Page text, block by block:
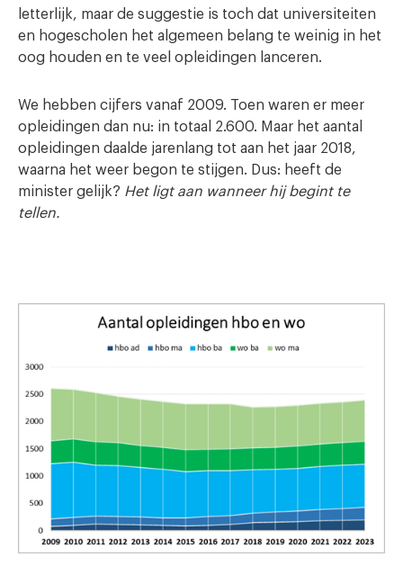
letterlijk, maar de suggestie is toch dat universiteiten
en hogescholen het algemeen belang te weinig in het
oog houden en te veel opleidingen lanceren.
We hebben cijfers vanaf 2009. Toen waren er meer
opleidingen dan nu: in totaal 2.600. Maar het aantal
opleidingen daalde jarenlang tot aan het jaar 2018,
waarna het weer begon te stijgen. Dus: heeft de
minister gelijk? Het ligt aan wanneer hij begint te
tellen.